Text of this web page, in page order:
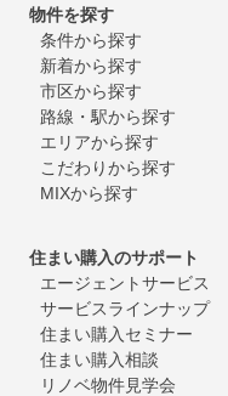
物件を探す
条件から探す
新着から探す
市区から探す
路線・駅から探す
エリアから探す
こだわりから探す
MIXから探す
住まい購入のサポート
エージェントサービス
サービスラインナップ
住まい購入セミナー
住まい購入相談
リノベ物件見学会